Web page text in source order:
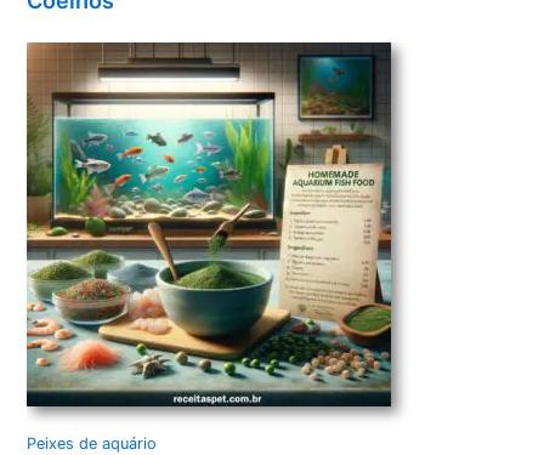
Peixes de aquário